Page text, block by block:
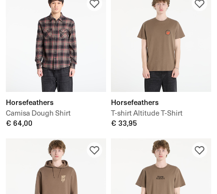
Horsefeathers
Camisa Dough Shirt
€ 64,00
Horsefeathers
T-shirt Altitude T-Shirt
€ 33,95